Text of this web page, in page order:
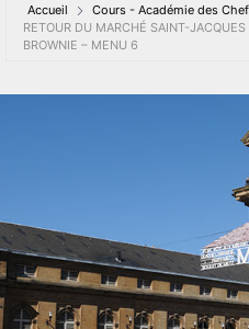
Accueil Cours - Académie des
RETOUR DU MARCHÉ SAINT-
BROWNIE – MENU 6